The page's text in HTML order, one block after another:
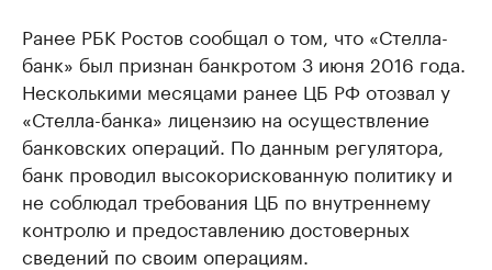
Ранее РБК Ростов сообщал о том, что «Стелла-
банк» был признан банкротом 3 июня 2016 года.
Несколькими месяцами ранее ЦБ РФ отозвал у
«Стелла-банка» лицензию на осуществление
банковских операций. По данным регулятора,
банк проводил высокорискованную политику и
не соблюдал требования ЦБ по внутреннему
контролю и предоставлению достоверных
сведений по своим операциям.